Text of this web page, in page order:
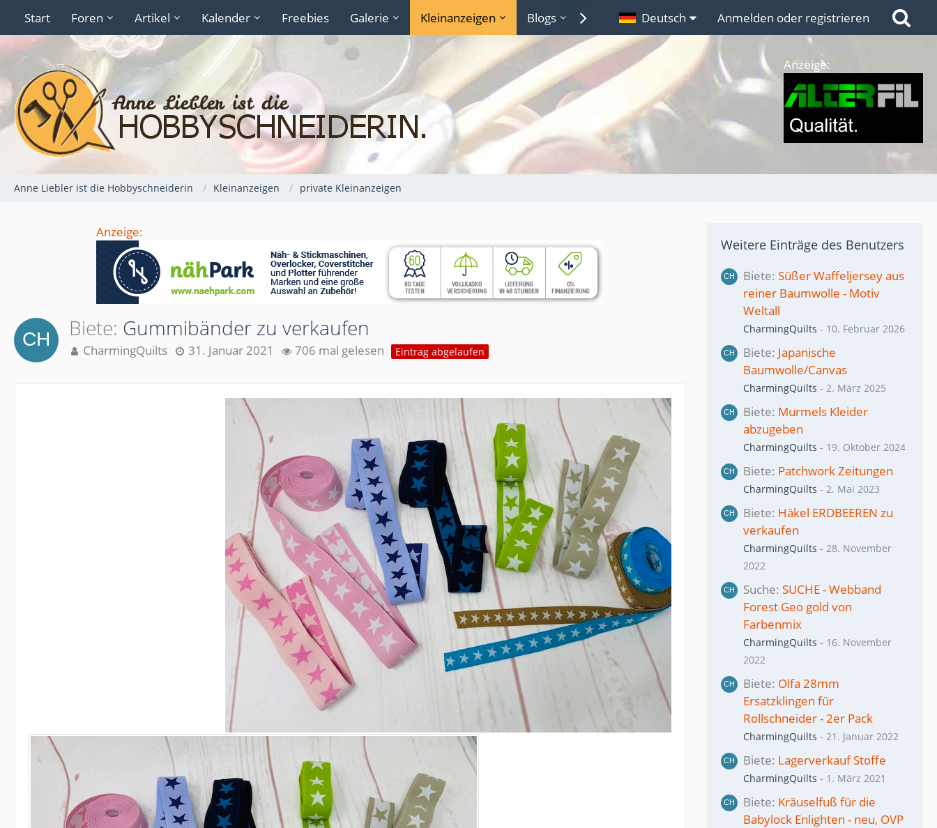
Start Foren Artikel Kalender Freebies Galerie Kleinanzeigen Blogs Lexikon Links
Deutsch Anmelden oder registrieren
Anzeige:
Anne Liebler ist die Hobbyschneiderin Kleinanzeigen private Kleinanzeigen
Anzeige:
Biete Gummibänder zu verkaufen
CharmingQuilts 31. Januar 2021 706 mal gelesen Eintrag abgelaufen
Weitere Einträge des Benutzers
Biete Süßer Waffeljersey aus
reiner Baumwolle - Motiv
Weltall
CharmingQuilts - 10. Februar 2026
Biete Japanische
Baumwolle/Canvas
CharmingQuilts - 2. März 2025
Biete Murmels Kleider
abzugeben
CharmingQuilts - 19. Oktober 2024
Biete Patchwork Zeitungen
CharmingQuilts - 2. Mai 2023
Biete Häkel ERDBEEREN zu
verkaufen
CharmingQuilts - 28. November
2022
Suche SUCHE - Webband
Forest Geo gold von
Farbenmix
CharmingQuilts - 16. November
2022
Biete Olfa 28mm
Ersatzklingen für
Rollschneider - 2er Pack
CharmingQuilts - 21. Januar 2022
Biete Lagerverkauf Stoffe
CharmingQuilts - 1. März 2021
Biete Kräuselfuß für die
Babylock Enlighten - neu, OVP